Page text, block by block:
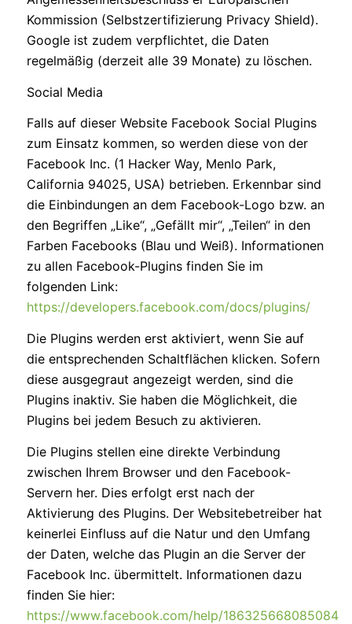
Kommission (Selbstzertifizierung Privacy Shield).
Google ist zudem verpflichtet, die Daten
regelmäßig (derzeit alle 39 Monate) zu löschen.
Social Media
Falls auf dieser Website Facebook Social Plugins
zum Einsatz kommen, so werden diese von der
Facebook Inc. (1 Hacker Way, Menlo Park,
California 94025, USA) betrieben. Erkennbar sind
die Einbindungen an dem Facebook-Logo bzw. an
den Begriffen „Like“, „Gefällt mir“, „Teilen“ in den
Farben Facebooks (Blau und Weiß). Informationen
zu allen Facebook-Plugins finden Sie im
folgenden Link:
https://developers.facebook.com/docs/plugins/
Die Plugins werden erst aktiviert, wenn Sie auf
die entsprechenden Schaltflächen klicken. Sofern
diese ausgegraut angezeigt werden, sind die
Plugins inaktiv. Sie haben die Möglichkeit, die
Plugins bei jedem Besuch zu aktivieren.
Die Plugins stellen eine direkte Verbindung
zwischen Ihrem Browser und den Facebook-
Servern her. Dies erfolgt erst nach der
Aktivierung des Plugins. Der Websitebetreiber hat
keinerlei Einfluss auf die Natur und den Umfang
der Daten, welche das Plugin an die Server der
Facebook Inc. übermittelt. Informationen dazu
finden Sie hier:
https://www.facebook.com/help/186325668085084